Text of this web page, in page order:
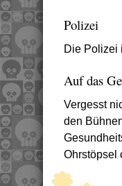
Polizei
Die Polizei
Auf das
Vergesst
den
Ohrstöpsel